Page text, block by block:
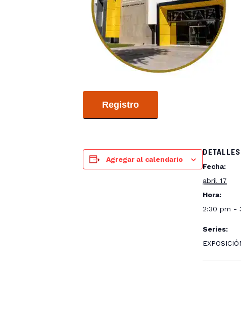
Registro
Agregar al calendario
DETALLES
Fecha:
abril 17
Hora:
2:30 pm -
Series: